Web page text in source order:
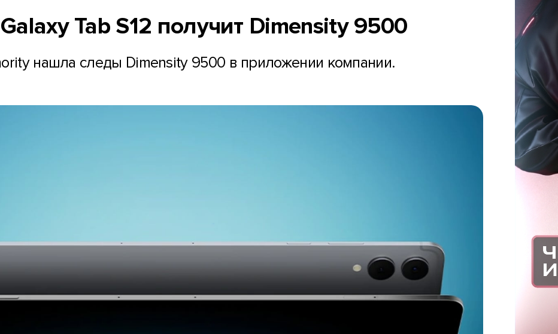
Tab S12 получит Dimensity 9500
нашла следы Dimensity 9500 в приложении компании.